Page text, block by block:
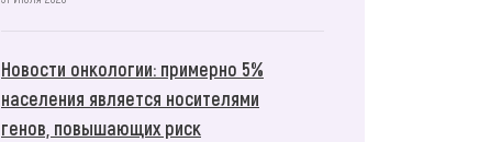
Новости онкологии: примерно 5%
населения является носителями
генов, повышающих риск